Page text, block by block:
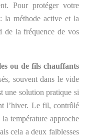
Pour protéger votre
la méthode active et la
de la fréquence de vos
ou de fils chauffants
souvent dans le vide
une solution pratique si
l’hiver. Le fil, contrôlé
température approche
cela a deux faiblesses